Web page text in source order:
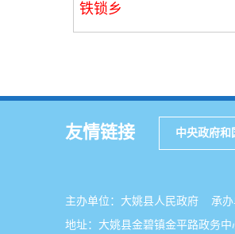
铁锁乡
友情链接 中央政府和
主办单位：大姚县人民政府 承
地址：大姚县金碧镇金平路政务